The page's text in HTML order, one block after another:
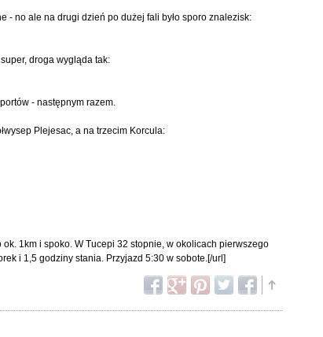
- no ale na drugi dzień po dużej fali było sporo znalezisk:
droga wygląda tak:
- następnym razem.
Plejesac, a na trzecim Korcula:
1km i spoko. W Tucepi 32 stopnie, w okolicach pierwszego
i 1,5 godziny stania. Przyjazd 5:30 w sobote.[/url]